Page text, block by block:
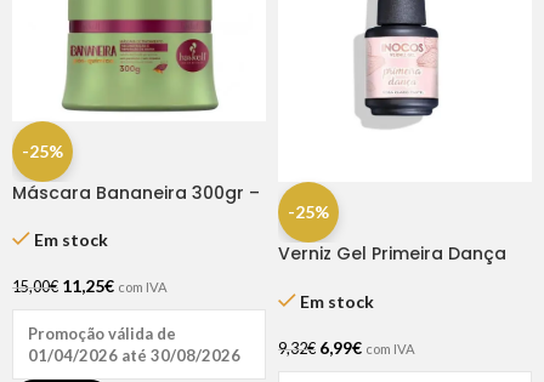
-25%
Máscara Bananeira 300gr –
Em stock
15,00€ 11,25€ com IVA
Promoção válida de
01/04/2026 até 30/08/2026
-25%
Verniz Gel Primeira Dança
Em stock
9,32€ 6,99€ com IVA